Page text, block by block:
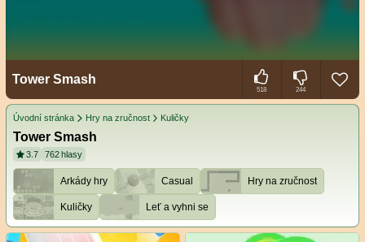
Tower Smash
518 244
Úvodní stránka Hry na zručnost Kuličky
Tower Smash
3.7 762 hlasy
Arkády hry Casual Hry na zručnost
Kuličky Leť a vyhni se